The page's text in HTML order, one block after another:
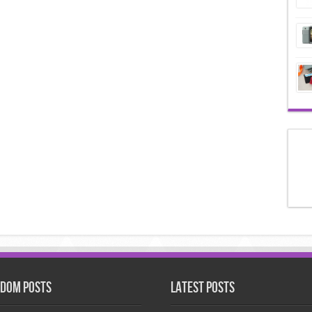
Posts Latest Posts